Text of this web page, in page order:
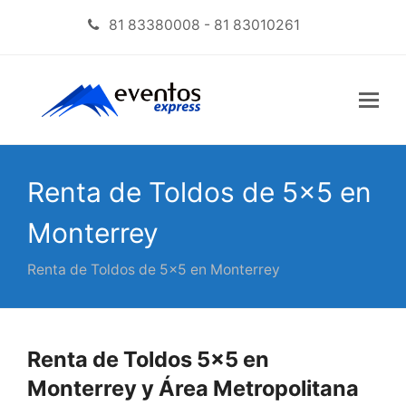
81 83380008 - 81 83010261
Renta de Toldos de 5×5 en
Monterrey
Renta de Toldos de 5×5 en Monterrey
Renta de Toldos 5×5 en
Monterrey y Área Metropolitana